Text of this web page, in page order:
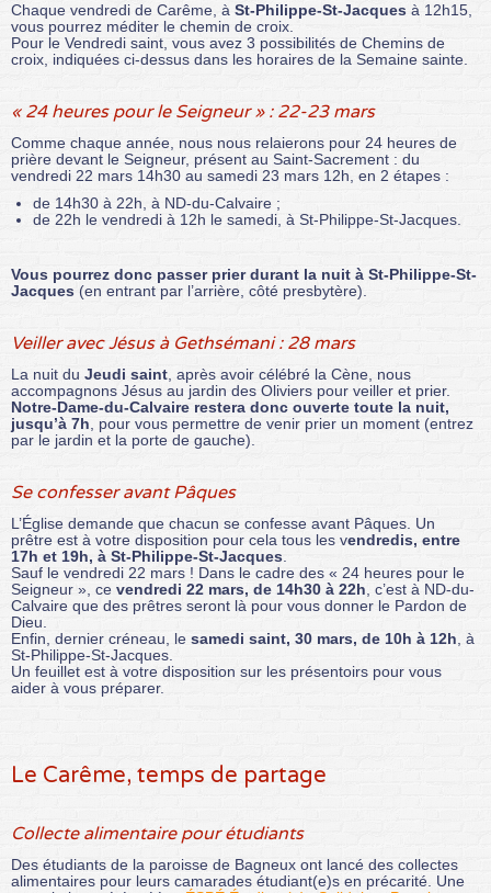
Chaque vendredi de Carême, à St-Philippe-St-Jacques à 12h15,
vous pourrez méditer le chemin de croix.
Pour le Vendredi saint, vous avez 3 possibilités de Chemins de
croix, indiquées ci-dessus dans les horaires de la Semaine sainte.
« 24 heures pour le Seigneur » : 22-23 mars
Comme chaque année, nous nous relaierons pour 24 heures de
prière devant le Seigneur, présent au Saint-Sacrement : du
vendredi 22 mars 14h30 au samedi 23 mars 12h, en 2 étapes :
de 14h30 à 22h, à ND-du-Calvaire ;
de 22h le vendredi à 12h le samedi, à St-Philippe-St-Jacques.
Vous pourrez donc passer prier durant la nuit à St-Philippe-St-
Jacques (en entrant par l’arrière, côté presbytère).
Veiller avec Jésus à Gethsémani : 28 mars
La nuit du Jeudi saint , après avoir célébré la Cène, nous
accompagnons Jésus au jardin des Oliviers pour veiller et prier.
Notre-Dame-du-Calvaire restera donc ouverte toute la nuit,
jusqu’à 7h , pour vous permettre de venir prier un moment (entrez
par le jardin et la porte de gauche).
Se confesser avant Pâques
L’Église demande que chacun se confesse avant Pâques. Un
prêtre est à votre disposition pour cela tous les vendredis, entre
17h et 19h, à St-Philippe-St-Jacques
Sauf le vendredi 22 mars ! Dans le cadre des « 24 heures pour le
Seigneur », ce vendredi 22 mars, de 14h30 à 22h , c’est à ND-du-
Calvaire que des prêtres seront là pour vous donner le Pardon de
Dieu.
Enfin, dernier créneau, le samedi saint, 30 mars, de 10h à 12h , à
St-Philippe-St-Jacques.
Un feuillet est à votre disposition sur les présentoirs pour vous
aider à vous préparer.
Le Carême, temps de partage
Collecte alimentaire pour étudiants
Des étudiants de la paroisse de Bagneux ont lancé des collectes
alimentaires pour leurs camarades étudiant(e)s en précarité. Une